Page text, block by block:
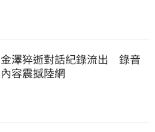
金澤猝逝對話紀錄流出　錄音
內容震撼陸網